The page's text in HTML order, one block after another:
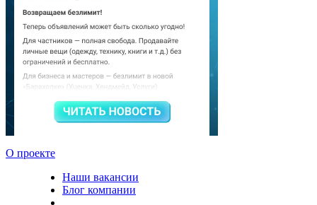
О проекте
Наши вакансии
Блог компании